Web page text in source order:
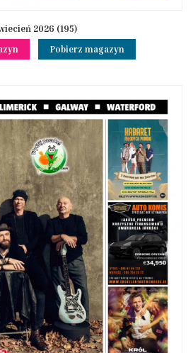
2026 (195)
Pobierz magazyn